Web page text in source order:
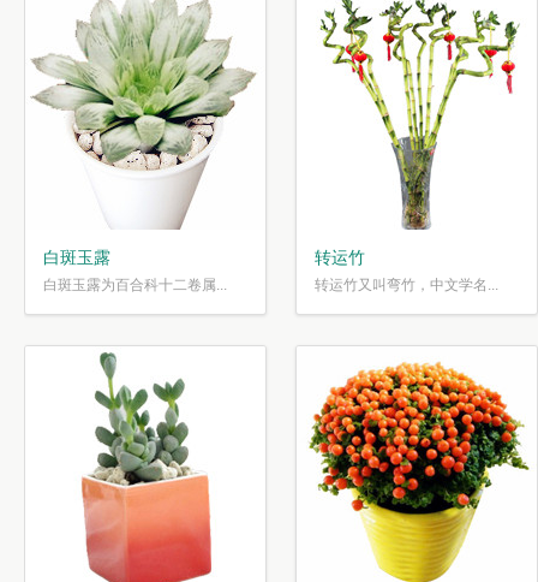
白斑玉露
白斑玉露为百合科十二卷属...
转运竹
转运竹又叫弯竹，中文学名...